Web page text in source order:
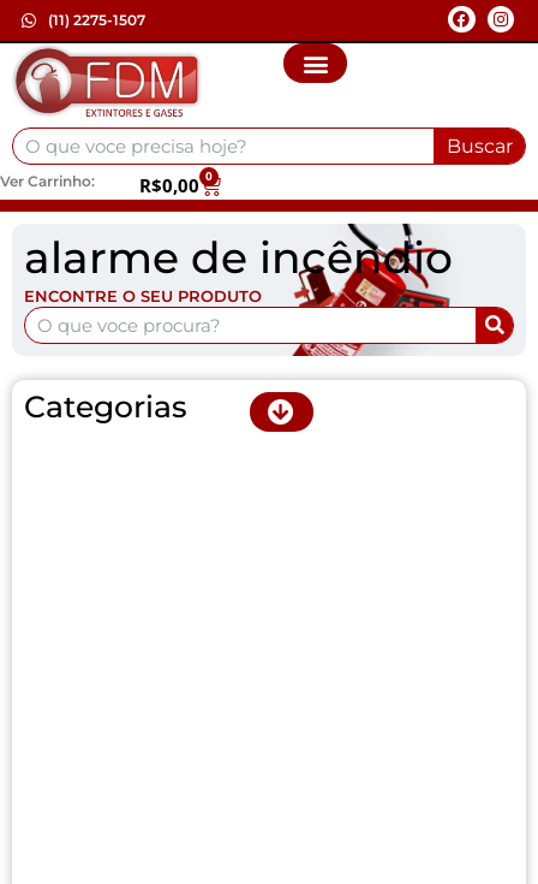
(11) 2275-1507
Buscar
Ver Carrinho: R$0,00 0
alarme de incêndio
ENCONTRE O SEU PRODUTO
Categorias